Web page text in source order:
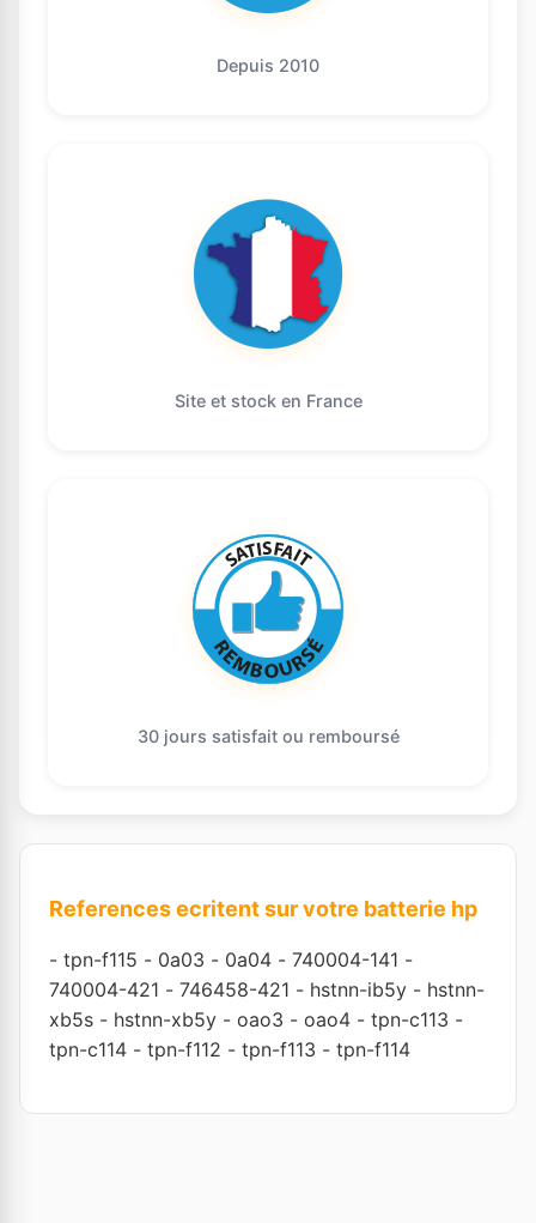
Depuis 2010
Site et stock en France
30 jours satisfait ou remboursé
References ecritent sur votre batterie hp
- tpn-f115 - 0a03 - 0a04 - 740004-141 -
740004-421 - 746458-421 - hstnn-ib5y - hstnn-
xb5s - hstnn-xb5y - oao3 - oao4 - tpn-c113 -
tpn-c114 - tpn-f112 - tpn-f113 - tpn-f114